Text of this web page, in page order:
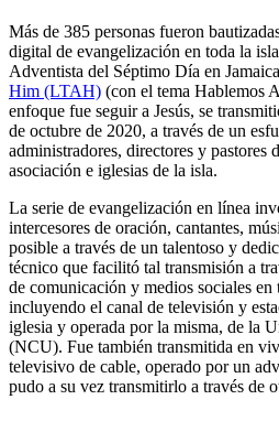
Más de 385 personas fueron
digital de evangelización en toda la
Adventista del Séptimo Día en
Him (LTAH) (con el tema Hablemos
enfoque fue seguir a Jesús, se
de octubre de 2020, a través de un
administradores, directores y pastores
asociación e iglesias de la isla.
La serie de evangelización en línea
intercesores de oración, cantantes,
posible a través de un talentoso y
técnico que facilitó tal transmisión a
de comunicación y medios sociales en
incluyendo el canal de televisión y
iglesia y operada por la misma, de la
(NCU). Fue también transmitida en
televisivo de cable, operado por un
pudo a su vez transmitirlo a través de